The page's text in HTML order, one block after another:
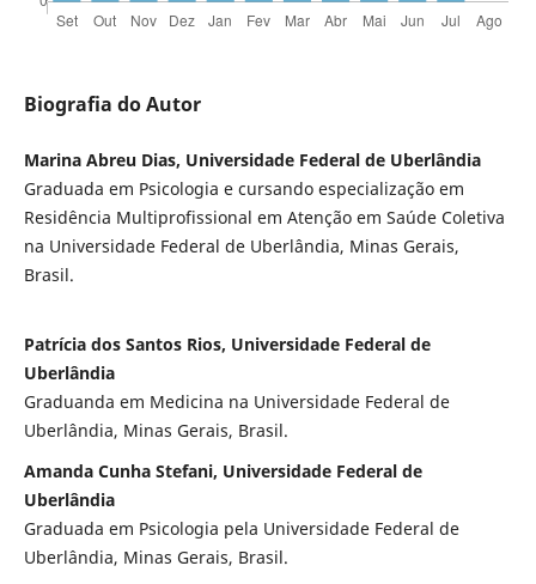
Biografia do Autor
Marina Abreu Dias, Universidade Federal de Uberlândia
Graduada em Psicologia e cursando especialização em
Residência Multiprofissional em Atenção em Saúde Coletiva
na Universidade Federal de Uberlândia, Minas Gerais,
Brasil.
Patrícia dos Santos Rios, Universidade Federal de
Uberlândia
Graduanda em Medicina na Universidade Federal de
Uberlândia, Minas Gerais, Brasil.
Amanda Cunha Stefani, Universidade Federal de
Uberlândia
Graduada em Psicologia pela Universidade Federal de
Uberlândia, Minas Gerais, Brasil.